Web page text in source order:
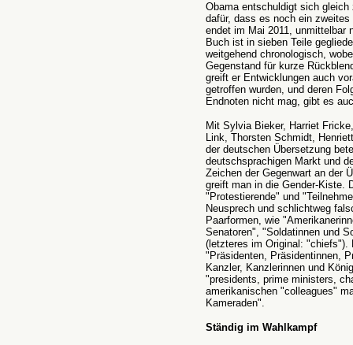
Obama entschuldigt sich
dafür, dass es noch ein
endet im Mai 2011, unmittelbar
Buch ist in sieben Teile
weitgehend chronologisch,
Gegenstand für kurze
greift er Entwicklungen auch
getroffen wurden, und deren
Endnoten nicht mag, gibt es
Mit Sylvia Bieker, Harriet
Link, Thorsten Schmidt,
der deutschen Übersetzung
deutschsprachigen Markt und
Zeichen der Gegenwart an der
greift man in die Gender-Kiste.
"Protestierende" und
Neusprech und schlichtweg
Paarformen, wie
Senatoren", "Soldatinnen und
(letzteres im Original: "chiefs").
"Präsidenten, Präsidentinnen,
Kanzler, Kanzlerinnen und
"presidents, prime ministers,
amerikanischen "colleagues"
Kameraden".
Ständig im Wahlkampf